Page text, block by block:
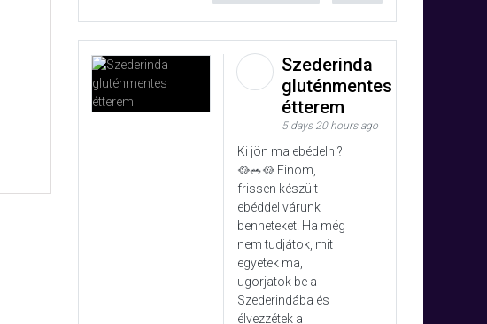
Szederinda
gluténmentes
étterem
5 days 20 hours ago
Ki jön ma ebédelni?
🥘🥗🥘 Finom,
frissen készült
ebéddel várunk
benneteket! Ha még
nem tudjátok, mit
egyetek ma,
ugorjatok be a
Szederindába és
élvezzétek a